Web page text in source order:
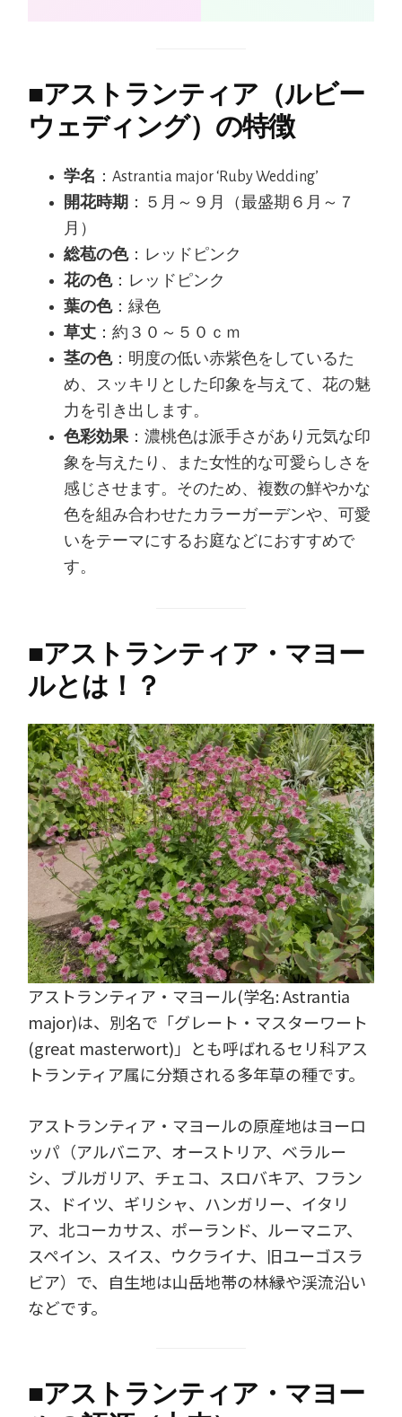
■アストランティア（ルビー
ウェディング）の特徴
学名 ：Astrantia major ‘Ruby Wedding’
開花時期 ：５月～９月（最盛期６月～７
月）
総苞の色：レッドピンク
花の色：レッドピンク
葉の色：緑色
草丈 ：約３０～５０ｃｍ
茎の色：明度の低い赤紫色をしているた
め、スッキリとした印象を与えて、花の魅
力を引き出します。
色彩効果：濃桃色は派手さがあり元気な印
象を与えたり、また女性的な可愛らしさを
感じさせます。そのため、複数の鮮やかな
色を組み合わせたカラーガーデンや、可愛
いをテーマにするお庭などにおすすめで
す。
■アストランティア・マヨー
ルとは！？
アストランティア・マヨール(学名: Astrantia
major)は、別名で「グレート・マスターワート
(great masterwort)」とも呼ばれるセリ科アス
トランティア属に分類される多年草の種です。
アストランティア・マヨールの原産地はヨーロ
ッパ（アルバニア、オーストリア、ベラルー
シ、ブルガリア、チェコ、スロバキア、フラン
ス、ドイツ、ギリシャ、ハンガリー、イタリ
ア、北コーカサス、ポーランド、ルーマニア、
スペイン、スイス、ウクライナ、旧ユーゴスラ
ビア）で、自生地は山岳地帯の林縁や渓流沿い
などです。
■アストランティア・マヨー